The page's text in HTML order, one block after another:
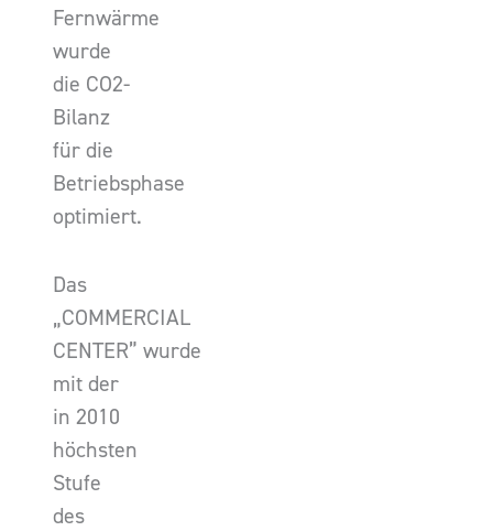
Fernwärme
wurde
die CO2-
Bilanz
für die
Betriebsphase
optimiert.
Das
„COMMERCIAL
CENTER” wurde
mit der
in 2010
höchsten
Stufe
des